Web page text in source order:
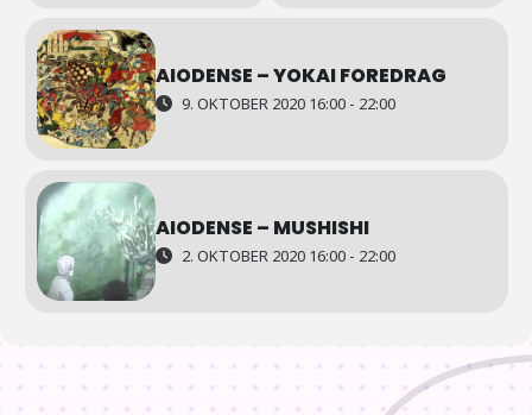
AIODENSE – YOKAI FOREDRAG
9. OKTOBER 2020 16:00 - 22:00
AIODENSE – MUSHISHI
2. OKTOBER 2020 16:00 - 22:00